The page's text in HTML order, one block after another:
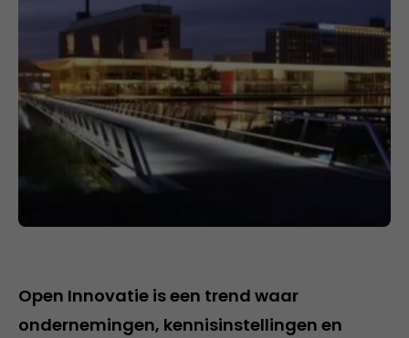
Open Innovatie is een trend waar
ondernemingen, kennisinstellingen en